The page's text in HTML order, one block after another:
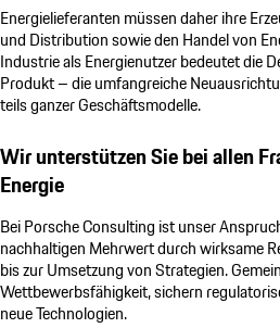
Energielieferanten müssen daher ihre
und Distribution sowie den Handel von
Industrie als Energienutzer bedeutet die
Produkt – die umfangreiche
teils ganzer Geschäftsmodelle.
Wir unterstützen Sie bei allen
Energie
BeiPorsche Consulting ist unser
nachhaltigen Mehrwert durch wirksame
bis zur Umsetzung von Strategien.
Wettbewerbsfähigkeit, sichern
neue Technologien.